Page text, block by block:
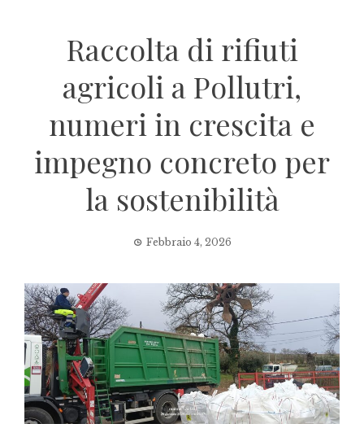
Raccolta di rifiuti
agricoli a Pollutri,
numeri in crescita e
impegno concreto per
la sostenibilità
Febbraio 4, 2026